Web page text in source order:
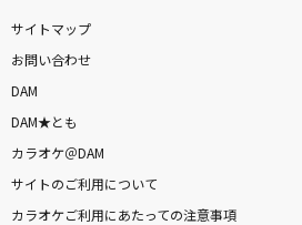
サイトマップ
お問い合わせ
DAM
DAM★とも
カラオケ＠DAM
サイトのご利用について
カラオケご利用にあたっての注意事項